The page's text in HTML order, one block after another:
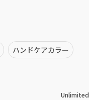
ハンドケアカラー
Unlimited